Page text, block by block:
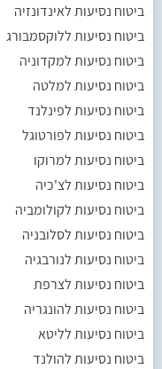
ביטוח נסיעות לאינדונזיה
ביטוח נסיעות ללוקסמבורג
ביטוח נסיעות למקדוניה
ביטוח נסיעות למלטה
ביטוח נסיעות לפינלנד
ביטוח נסיעות לפורטוגל
ביטוח נסיעות למרוקו
ביטוח נסיעות לצ'כיה
ביטוח נסיעות לקולומביה
ביטוח נסיעות לסלובניה
ביטוח נסיעות לנורבגיה
ביטוח נסיעות לצרפת
ביטוח נסיעות להונגריה
ביטוח נסיעות לליטא
ביטוח נסיעות להולנד